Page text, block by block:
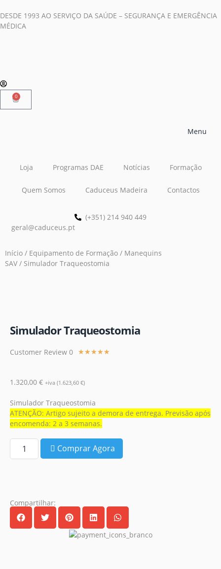
DESDE 1993 AO SERVIÇO DA SAÚDE – SEGURANÇA E EMERGÊNCIA
MÉDICA
0
Menu
Loja Programas DAE Notícias Formação
Quem Somos Caduceus Madeira Contactos
(+351) 214 940 449
geral@caduceus.pt
Início / Equipamento de Formação / Manequins
SAV / Simulador Traqueostomia
Simulador Traqueostomia
Customer Review 0 ★★★★★
1.320,00 € +iva (1.623,60 €)
Simulador Traqueostomia
ATENÇÃO: Artigo sujeito a demora de entrega. Previsão após
encomenda: 2 a 3 semanas.
Comprar Agora
Compartilhar: